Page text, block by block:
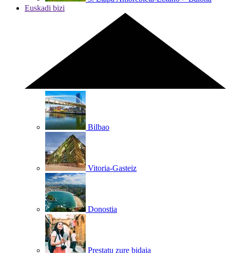
Euskadi bizi
Bilbao
Vitoria-Gasteiz
Donostia
Prestatu zure bidaia